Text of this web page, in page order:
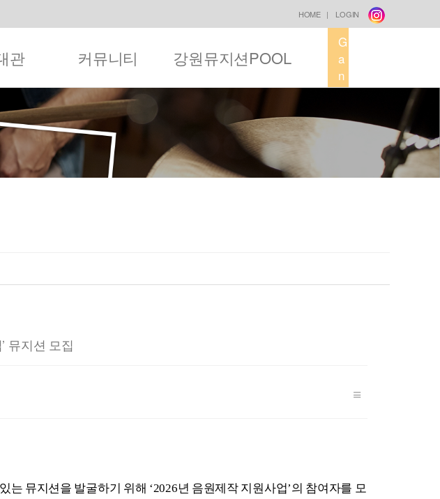
HOME | LOGIN
관 커뮤니티 강원뮤지션POOL
G
a
n
g
o
u
뮤지션 모집
는 뮤지션을 발굴하기 위해 ‘2026년 음원제작 지원사업’의 참여자를 모